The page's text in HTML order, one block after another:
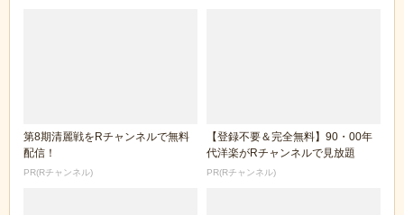
第8期清麗戦をRチャンネルで無料
配信！
PR(Rチャンネル)
【登録不要＆完全無料】90・00年
代洋楽がRチャンネルで見放題
PR(Rチャンネル)